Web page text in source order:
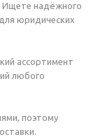
Ищете надёжного
юридических
ассортимент
любого
поэтому